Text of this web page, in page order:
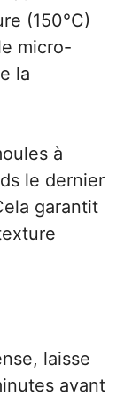
(150°C)
micro-
la
à
le dernier
garantit
laisse
avant